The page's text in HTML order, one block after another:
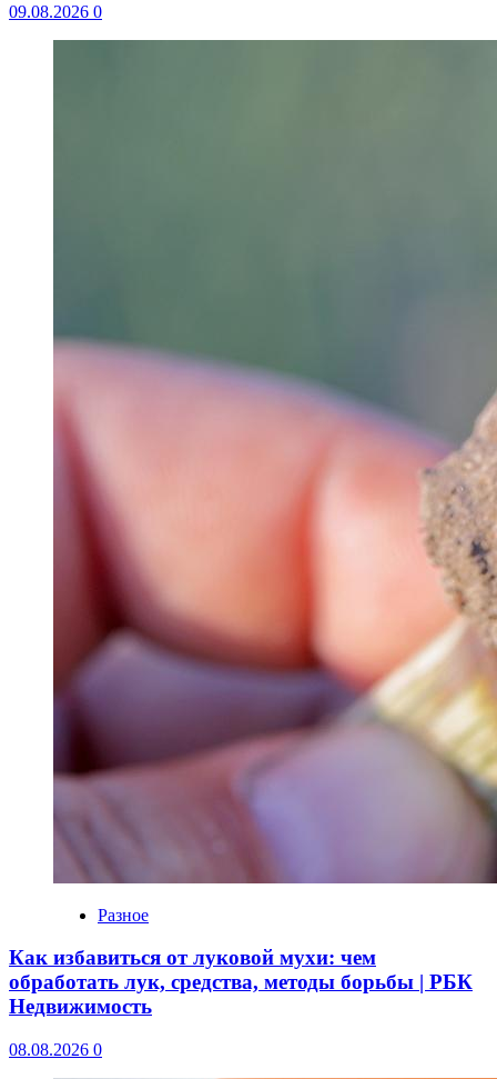
09.08.2026 0
Разное
Как избавиться от луковой мухи: чем
обработать лук, средства, методы борьбы | РБК
Недвижимость
08.08.2026 0